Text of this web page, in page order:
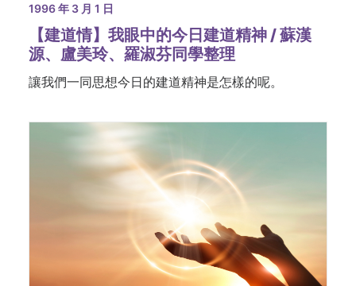
1996 年 3 月 1 日
【建道情】我眼中的今日建道精神 / 蘇漢
源、盧美玲、羅淑芬同學整理
讓我們一同思想今日的建道精神是怎樣的呢。